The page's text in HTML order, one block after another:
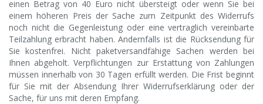
einen Betrag von 40 Euro nicht übersteigt oder wenn Sie bei
einem höheren Preis der Sache zum Zeitpunkt des Widerrufs
noch nicht die Gegenleistung oder eine vertraglich vereinbarte
Teilzahlung erbracht haben. Andernfalls ist die Rücksendung für
Sie kostenfrei. Nicht paketversandfähige Sachen werden bei
Ihnen abgeholt. Verpflichtungen zur Erstattung von Zahlungen
müssen innerhalb von 30 Tagen erfüllt werden. Die Frist beginnt
für Sie mit der Absendung Ihrer Widerrufserklärung oder der
Sache, für uns mit deren Empfang.